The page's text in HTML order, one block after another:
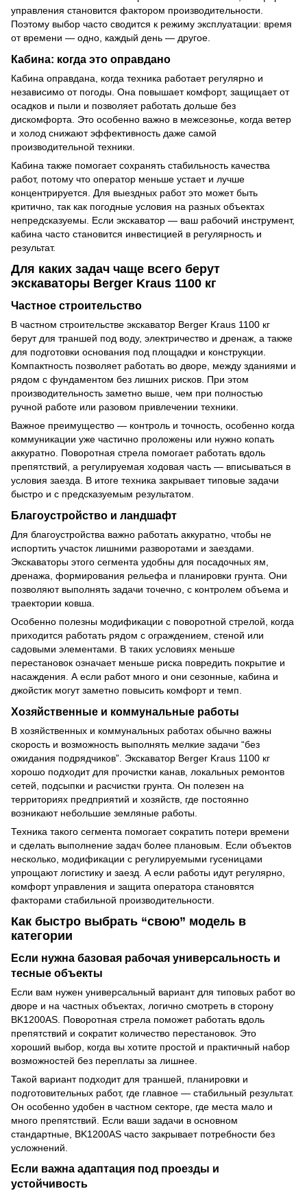
управления становится фактором производительности.
Поэтому выбор часто сводится к режиму эксплуатации: время
от времени — одно, каждый день — другое.
Кабина: когда это оправдано
Кабина оправдана, когда техника работает регулярно и
независимо от погоды. Она повышает комфорт, защищает от
осадков и пыли и позволяет работать дольше без
дискомфорта. Это особенно важно в межсезонье, когда ветер
и холод снижают эффективность даже самой
производительной техники.
Кабина также помогает сохранять стабильность качества
работ, потому что оператор меньше устает и лучше
концентрируется. Для выездных работ это может быть
критично, так как погодные условия на разных объектах
непредсказуемы. Если экскаватор — ваш рабочий инструмент,
кабина часто становится инвестицией в регулярность и
результат.
Для каких задач чаще всего берут
экскаваторы Berger Kraus 1100 кг
Частное строительство
В частном строительстве экскаватор Berger Kraus 1100 кг
берут для траншей под воду, электричество и дренаж, а также
для подготовки основания под площадки и конструкции.
Компактность позволяет работать во дворе, между зданиями и
рядом с фундаментом без лишних рисков. При этом
производительность заметно выше, чем при полностью
ручной работе или разовом привлечении техники.
Важное преимущество — контроль и точность, особенно когда
коммуникации уже частично проложены или нужно копать
аккуратно. Поворотная стрела помогает работать вдоль
препятствий, а регулируемая ходовая часть — вписываться в
условия заезда. В итоге техника закрывает типовые задачи
быстро и с предсказуемым результатом.
Благоустройство и ландшафт
Для благоустройства важно работать аккуратно, чтобы не
испортить участок лишними разворотами и заездами.
Экскаваторы этого сегмента удобны для посадочных ям,
дренажа, формирования рельефа и планировки грунта. Они
позволяют выполнять задачи точечно, с контролем объема и
траектории ковша.
Особенно полезны модификации с поворотной стрелой, когда
приходится работать рядом с ограждением, стеной или
садовыми элементами. В таких условиях меньше
перестановок означает меньше риска повредить покрытие и
насаждения. А если работ много и они сезонные, кабина и
джойстик могут заметно повысить комфорт и темп.
Хозяйственные и коммунальные работы
В хозяйственных и коммунальных работах обычно важны
скорость и возможность выполнять мелкие задачи “без
ожидания подрядчиков”. Экскаватор Berger Kraus 1100 кг
хорошо подходит для прочистки канав, локальных ремонтов
сетей, подсыпки и расчистки грунта. Он полезен на
территориях предприятий и хозяйств, где постоянно
возникают небольшие земляные работы.
Техника такого сегмента помогает сократить потери времени
и сделать выполнение задач более плановым. Если объектов
несколько, модификации с регулируемыми гусеницами
упрощают логистику и заезд. А если работы идут регулярно,
комфорт управления и защита оператора становятся
факторами стабильной производительности.
Как быстро выбрать “свою” модель в
категории
Если нужна базовая рабочая универсальность и
тесные объекты
Если вам нужен универсальный вариант для типовых работ во
дворе и на частных объектах, логично смотреть в сторону
BK1200AS. Поворотная стрела поможет работать вдоль
препятствий и сократит количество перестановок. Это
хороший выбор, когда вы хотите простой и практичный набор
возможностей без переплаты за лишнее.
Такой вариант подходит для траншей, планировки и
подготовительных работ, где главное — стабильный результат.
Он особенно удобен в частном секторе, где места мало и
много препятствий. Если ваши задачи в основном
стандартные, BK1200AS часто закрывает потребности без
усложнений.
Если важна адаптация под проезды и
устойчивость